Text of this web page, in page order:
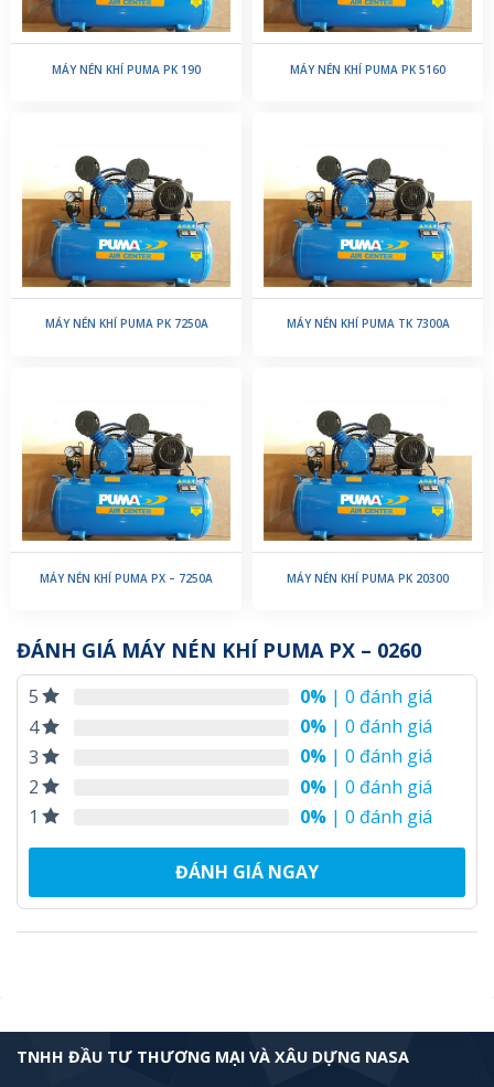
MÁY NÉN KHÍ PUMA PK 190 MÁY NÉN KHÍ PUMA PK 5160
MÁY NÉN KHÍ PUMA PK 7250A MÁY NÉN KHÍ PUMA TK 7300A
MÁY NÉN KHÍ PUMA PX – 7250A MÁY NÉN KHÍ PUMA PK 20300
ĐÁNH GIÁ MÁY NÉN KHÍ PUMA PX – 0260
5 0% | 0 đánh giá
4
0% | 0 đánh giá
3
0% | 0 đánh giá
2
0% | 0 đánh giá
1
0% | 0 đánh giá
ĐÁNH GIÁ NGAY
TNHH ĐẦU TƯ THƯƠNG MẠI VÀ XÂU DỰNG NASA